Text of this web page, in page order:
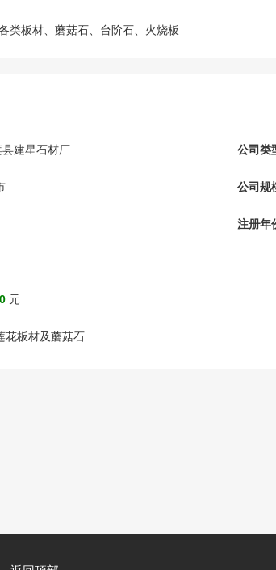
类板材、蘑菇石、台阶石、火烧板
建星石材厂 公司类
公司规
注册年
元
花板材及蘑菇石